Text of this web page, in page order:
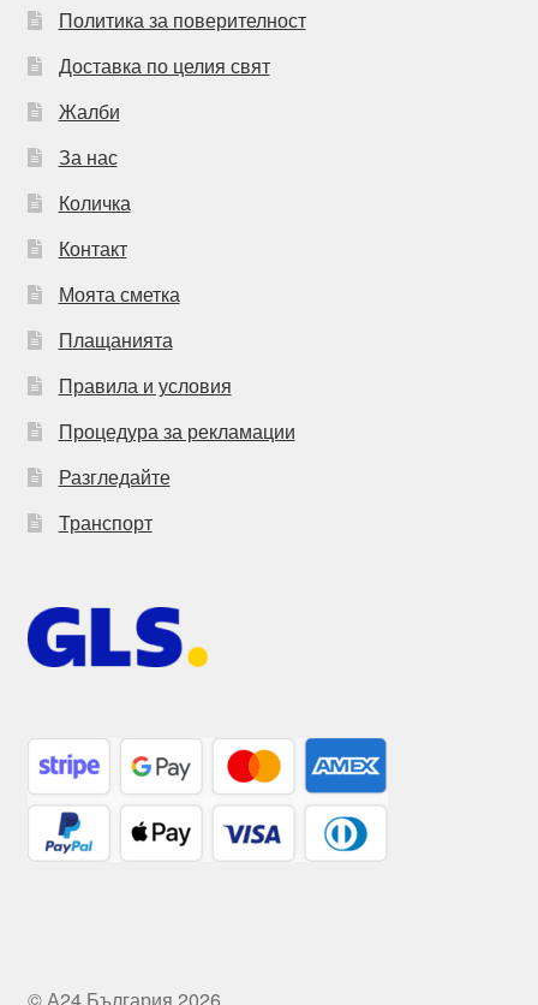
Политика за поверителност
Доставка по целия свят
Жалби
За нас
Количка
Контакт
Моята сметка
Плащанията
Правила и условия
Процедура за рекламации
Разгледайте
Транспорт
© А24 България 2026